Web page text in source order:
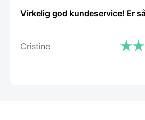
Virkelig god kundeservice! Er
Cristine